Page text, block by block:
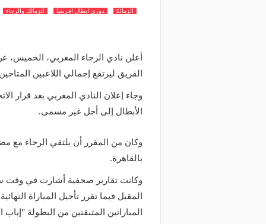
الزمالك دوري ابطال افريقيا الزمالك والرجاء
الفريق ليرتفع إجمالي اللاعبين المتاحين إلى 17
وجاء إعلان النادي المغربي بعد قرار
الأبطال إلى أجل غير مسمى.
وكان من المقرر أن يلتقي الرجاء مع
بالقاهرة.
وكانت تقارير صحفية أشارت في وقت
المباراتين المتبقتين من البطولة